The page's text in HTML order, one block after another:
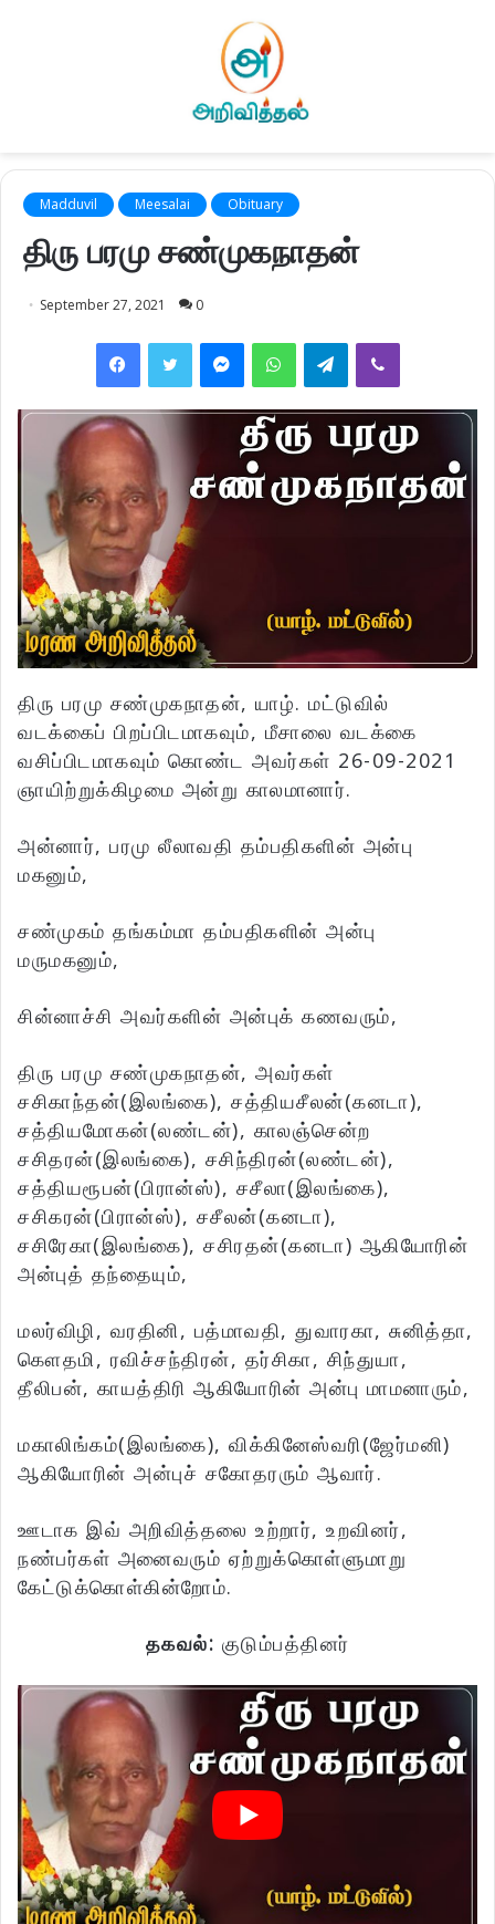
Madduvil Meesalai Obituary
திரு பரமு சண்முகநாதன்
September 27, 2021 0
FacebookTwitter MessengerWhatsAppTelegramViber
திரு பரமு சண்முகநாதன், யாழ். மட்டுவில்
வடக்கைப் பிறப்பிடமாகவும், மீசாலை வடக்கை
வசிப்பிடமாகவும் கொண்ட அவர்கள் 26-09-2021
ஞாயிற்றுக்கிழமை அன்று காலமானார்.
அன்னார், பரமு லீலாவதி தம்பதிகளின் அன்பு
மகனும்,
சண்முகம் தங்கம்மா தம்பதிகளின் அன்பு
மருமகனும்,
சின்னாச்சி அவர்களின் அன்புக் கணவரும்,
திரு பரமு சண்முகநாதன், அவர்கள்
சசிகாந்தன்(இலங்கை), சத்தியசீலன்(கனடா),
சத்தியமோகன்(லண்டன்), காலஞ்சென்ற
சசிதரன்(இலங்கை), சசிந்திரன்(லண்டன்),
சத்தியரூபன்(பிரான்ஸ்), சசீலா(இலங்கை),
சசிகரன்(பிரான்ஸ்), சசீலன்(கனடா),
சசிரேகா(இலங்கை), சசிரதன்(கனடா) ஆகியோரின்
அன்புத் தந்தையும்,
மலர்விழி, வரதினி, பத்மாவதி, துவாரகா, சுனித்தா,
கௌதமி, ரவிச்சந்திரன், தர்சிகா, சிந்துயா,
தீலிபன், காயத்திரி ஆகியோரின் அன்பு மாமனாரும்,
மகாலிங்கம்(இலங்கை), விக்கினேஸ்வரி(ஜேர்மனி)
ஆகியோரின் அன்புச் சகோதரரும் ஆவார்.
ஊடாக இவ் அறிவித்தலை உற்றார், உறவினர்,
நண்பர்கள் அனைவரும் ஏற்றுக்கொள்ளுமாறு
கேட்டுக்கொள்கின்றோம்.
தகவல்: குடும்பத்தினர்